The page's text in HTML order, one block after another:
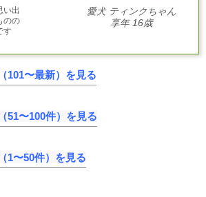
愛犬 ティンクちゃん
享年 16歳
い出
のの
す
101〜最新）を見る
51〜100件）を見る
1〜50件）を見る